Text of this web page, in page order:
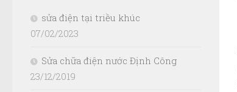
sửa điện tại triều khúc
07/02/2023
Sửa chữa điện nước Định Công
23/12/2019